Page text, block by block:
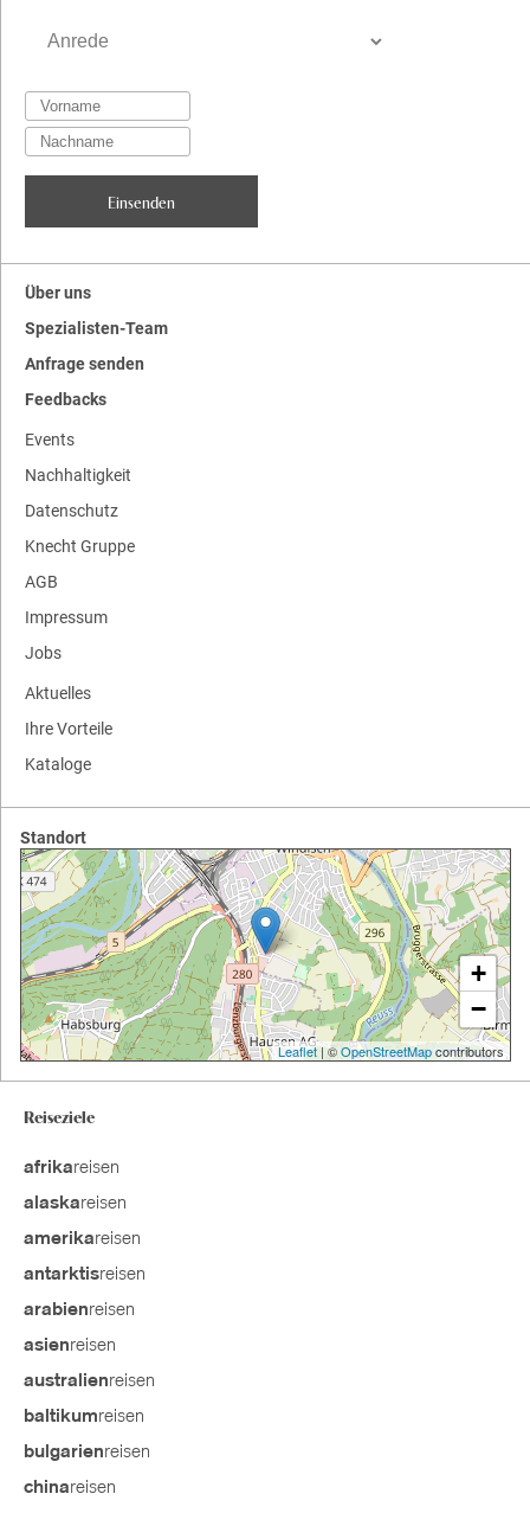
Über uns
Spezialisten-Team
Anfrage senden
Feedbacks
Events
Nachhaltigkeit
Datenschutz
Knecht Gruppe
AGB
Impressum
Jobs
Aktuelles
Ihre Vorteile
Kataloge
Standort
+
−
Leaflet| ©OpenStreetMapcontributors
Reiseziele
afrikareisen
alaskareisen
amerikareisen
antarktisreisen
arabienreisen
asienreisen
australienreisen
baltikumreisen
bulgarienreisen
chinareisen